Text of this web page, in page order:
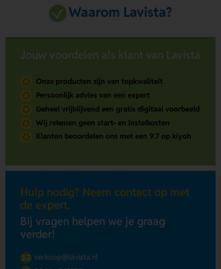
Waarom Lavista?
Jouw voordelen als klant van Lavista
Onze producten zijn van topkwaliteit
Persoonlijk advies van een expert
Geheel vrijblijvend een gratis digitaal voorbeeld
Wij rekenen geen start- en instelkosten
Klanten beoordelen ons met een 9.7 op kiyoh
Hulp nodig? Neem contact op met
de expert.
Bij vragen helpen we je graag
verder!
verkoop@lavista.nl